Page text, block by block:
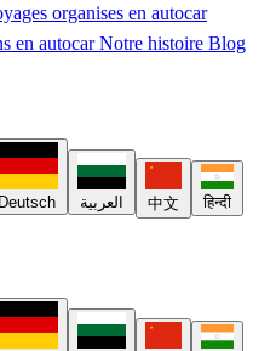
organises en autocar
en autocar Notre histoire Blog
Deutsch العربية 中文 हिन्दी